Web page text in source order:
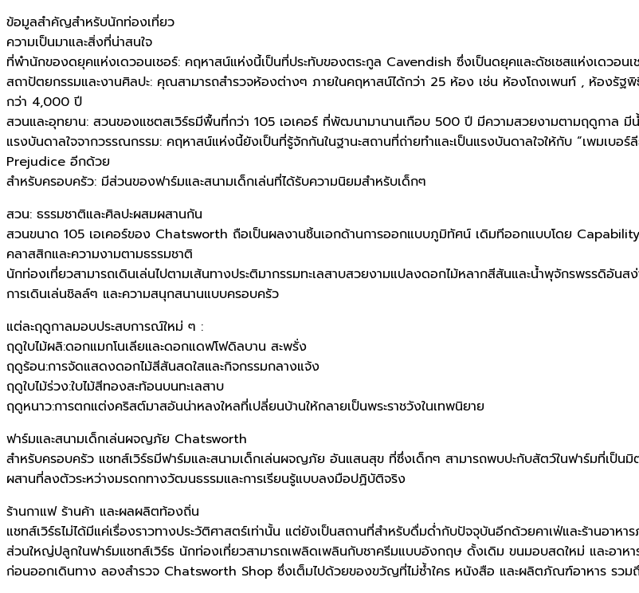
ข้อมูลสำคัญสำหรับนักท่องเที่ยว
ความเป็นมาและสิ่งที่น่าสนใจ
ที่พำนักของดยุคแห่งเดวอนเชอร์: คฤหาสน์แห่งนี้เป็นที่ประทับของตระกูล Cavendish ซึ่งเป็นดยุคและดัชเชสแห่งเดวอ
สถาปัตยกรรมและงานศิลปะ: คุณสามารถสำรวจห้องต่างๆ ภายในคฤหาสน์ได้กว่า 25 ห้อง เช่น ห้องโถงเพนท์ , ห้องรัฐ
กว่า 4,000 ปี
สวนและอุทยาน: สวนของแชตสเวิร์ธมีพื้นที่กว่า 105 เอเคอร์ ที่พัฒนามานานเกือบ 500 ปี มีความสวยงามตามฤดูกาล มี
แรงบันดาลใจจากวรรณกรรม: คฤหาสน์แห่งนี้ยังเป็นที่รู้จักกันในฐานะสถานที่ถ่ายทำและเป็นแรงบันดาลใจให้กับ “เพมเบ
Prejudice อีกด้วย
สำหรับครอบครัว: มีส่วนของฟาร์มและสนามเด็กเล่นที่ได้รับความนิยมสำหรับเด็กๆ
สวน: ธรรมชาติและศิลปะผสมผสานกัน
สวนขนาด 105 เอเคอร์ของ Chatsworth ถือเป็นผลงานชิ้นเอกด้านการออกแบบภูมิทัศน์ เดิมทีออกแบบโดย
คลาสสิกและความงามตามธรรมชาติ
นักท่องเที่ยวสามารถเดินเล่นไปตามเส้นทางประติมากรรมทะเลสาบสวยงามแปลงดอกไม้หลากสีสันและน้ำพุจักรพรรดิอั
การเดินเล่นชิลล์ๆ และความสนุกสนานแบบครอบครัว
แต่ละฤดูกาลมอบประสบการณ์ใหม่ ๆ :
ฤดูใบไม้ผลิ:ดอกแมกโนเลียและดอกแดฟโฟดิลบาน สะพรั่ง
ฤดูร้อน:การจัดแสดงดอกไม้สีสันสดใสและกิจกรรมกลางแจ้ง
ฤดูใบไม้ร่วง:ใบไม้สีทองสะท้อนบนทะเลสาบ
ฤดูหนาว:การตกแต่งคริสต์มาสอันน่าหลงใหลที่เปลี่ยนบ้านให้กลายเป็นพระราชวังในเทพนิยาย
ฟาร์มและสนามเด็กเล่นผจญภัย Chatsworth
สำหรับครอบครัว แชทส์เวิร์ธมีฟาร์มและสนามเด็กเล่นผจญภัย อันแสนสุข ที่ซึ่งเด็กๆ สามารถพบปะกับสัตว์ในฟาร์มที่เป็
ผสานที่ลงตัวระหว่างมรดกทางวัฒนธรรมและการเรียนรู้แบบลงมือปฏิบัติจริง
ร้านกาแฟ ร้านค้า และผลผลิตท้องถิ่น
แชทส์เวิร์ธไม่ได้มีแค่เรื่องราวทางประวัติศาสตร์เท่านั้น แต่ยังเป็นสถานที่สำหรับดื่มด่ำกับปัจจุบันอีกด้วยคาเฟ่และร้านอา
ส่วนใหญ่ปลูกในฟาร์มแชทส์เวิร์ธ นักท่องเที่ยวสามารถเพลิดเพลินกับชาครีมแบบอังกฤษ ดั้งเดิม ขนมอบสดใหม่ และอาห
ก่อนออกเดินทาง ลองสำรวจ Chatsworth Shop ซึ่งเต็มไปด้วยของขวัญที่ไม่ซ้ำใคร หนังสือ และผลิตภัณฑ์อาหาร รว